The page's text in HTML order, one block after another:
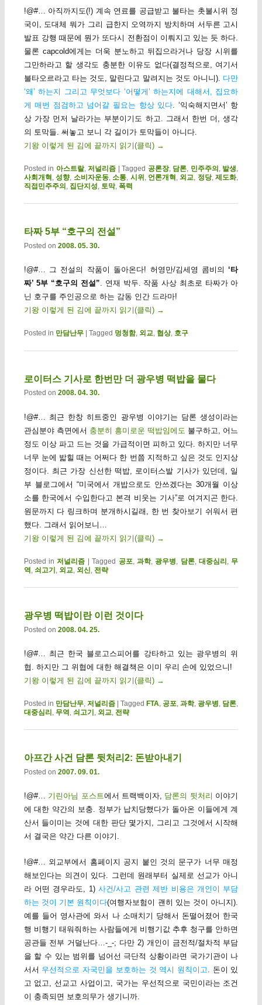
!@#… 아직까지도(!) 계속 연료를 공급받고 불타는 촛불시위 정
국이, 도대체 뭐가 그리 급한지 오역까지 방치하며 서두른 고시
발표 강행 때문에 뭔가 또다시 전환점이 이뤄지고 있는 듯 하다.
물론 capcold에게는 더욱 분노하고 뒤집으라거나 당장 시위를
그만하라고 할 생각도 충분한 이유도 없다(결정적으로, 여기서
불타오르라고 타는 것도, 말린다고 말려지는 것도 아니니). 다만
‘왜’ 하는지 그리고 무엇보다 ‘어떻게’ 하는지에 대해서, 집요하
게 매번 점검하고 넘어갈 필요는 항상 있다 . ‘익숙해지면서’ 항
상 가장 먼저 날라가는 부분이기도 하고. 그래서 한번 더, 생각
의 토막들. 써놓고 보니 각 길이가 토막들이 아니다.
기왕 이렇게 된 김에 끝까지 읽기(클릭) →
Posted in 아스트랄,저널리즘 |Tagged 공론장, 담론, 민주주의 , 발생,
사회개혁 ,성향, 소비자운동,소통, 시위 , 언론개혁 , 외교, 정당,제도화,
직접민주주의 , 집단지성, 토막, 폭력
타짜 5부 “호구의 전설”
Posted on 2008. 05. 30.
!@#… 그 전설의 작품이 돌아온다! 허영만/김세영 콤비의‘타
짜’ 5부 “호구의 전설”. 연재 박두. 작품 사상 최초로 타짜가 아
닌 호구를 주인공으로 하는 감동 인간 드라마!
기왕 이렇게 된 김에 끝까지 읽기(클릭) →
Posted in 만담난무 Tagged 멍청함, 외교, 협상, 호구
로이터스 기사로 한번만 더 광우병 떡밥을 물다
Posted on 2008. 04. 30.
!@#… 최근 한창 히트중인 광우병 이야기는 담론 생성이라는
관심분야 측면에서 충분히 흥미로운 떡밥임에도 불구하고, 어느
정도 이상 파고 드는 것을 가급적이면 피하고 있다. 하지만 너무
너무 눈에 밟힐 때는 어쩌다 한 번쯤 지적하고 싶은 것도 인지상
정이다. 최근 가장 신선한 떡밥, 로이터스발 기사가 있던데, 일
부 블로그에서 “미국에서 개밥으로도 안쓰겠다는 30개월 이상
소를 한국에서 수입한다고 본격 비웃는 기사”로 여겨지곤 한다.
원문까지 다 링크하며 분개하시길래, 한 번 찾아보기 쉬워서 편
했다. 그래서 읽어보니…
기왕 이렇게 된 김에 끝까지 읽기(클릭) →
Posted in 저널리즘 |Tagged 공포 과학,광우병 담론,대중심리
무
역 쇠고기 외교 외신 전략
광우병 떡밥이란 이런 것이다
Posted on 2008. 04. 25.
!@#… 최근 한국 블로고스피어를 강타하고 있는 광우병의 위
협. 하지만 그 위협에 대한 해결책은 이미 우리 손에 있었으니!
기왕 이렇게 된 김에 끝까지 읽기(클릭) →
Posted in 만담난무, 저널리즘 |Tagged FTA, 공포,과학,광우병, 담론,
대중심리 , 무역 , 쇠고기 , 외교, 전략
아프간 사건 담론 뒷처리2: 돈받아내기
Posted on 2007. 09. 01.
!@#… 기린아님 포스트에서 트랙백이자, 담론의 뒷처리 이야기
에 대한 약간의 보충. 정부가 납치당했다가 돌아온 이들에게 계
산서 들이미는 것에 대한 판단 몇가지, 그리고 그것에서 시작해
서 결국은 약간 다른 이야기.
!@#… 외교부에서 홈페이지 공지 붙인 것의 문구가 너무 매정
해보인다는 의견이 있다. 그런데 원래부터 실제로 선교가 아니
라 어떤 경우라도, 1)사건/사고 관련 제반 비용은 개인이 부담
하는 것이 기본 원칙이다(여행자보험이 괜히 있는 것이 아니지).
예를 들어 영사관에 와서 나 소매치기 당해서 돈떨어졌어 한국
행 비행기 태워줘하는 사람들에게 비행기값 추후 청구를 안하면
공관들 전부 거덜난다…-_-; 다만 2) 개인이 금전적/절차적 부담
을 할 수 있는 범위를 넘어선 극단적 상황이라면 국가기관이 나
서서 우선적으로 자국민을 보호하는 것 역시 원칙이고. 돈이 있
고 없고, 선교고 사업이고, 국가는 우선적으로 국민이라는 조건
이 충족되면 보호의무가 생기니까.